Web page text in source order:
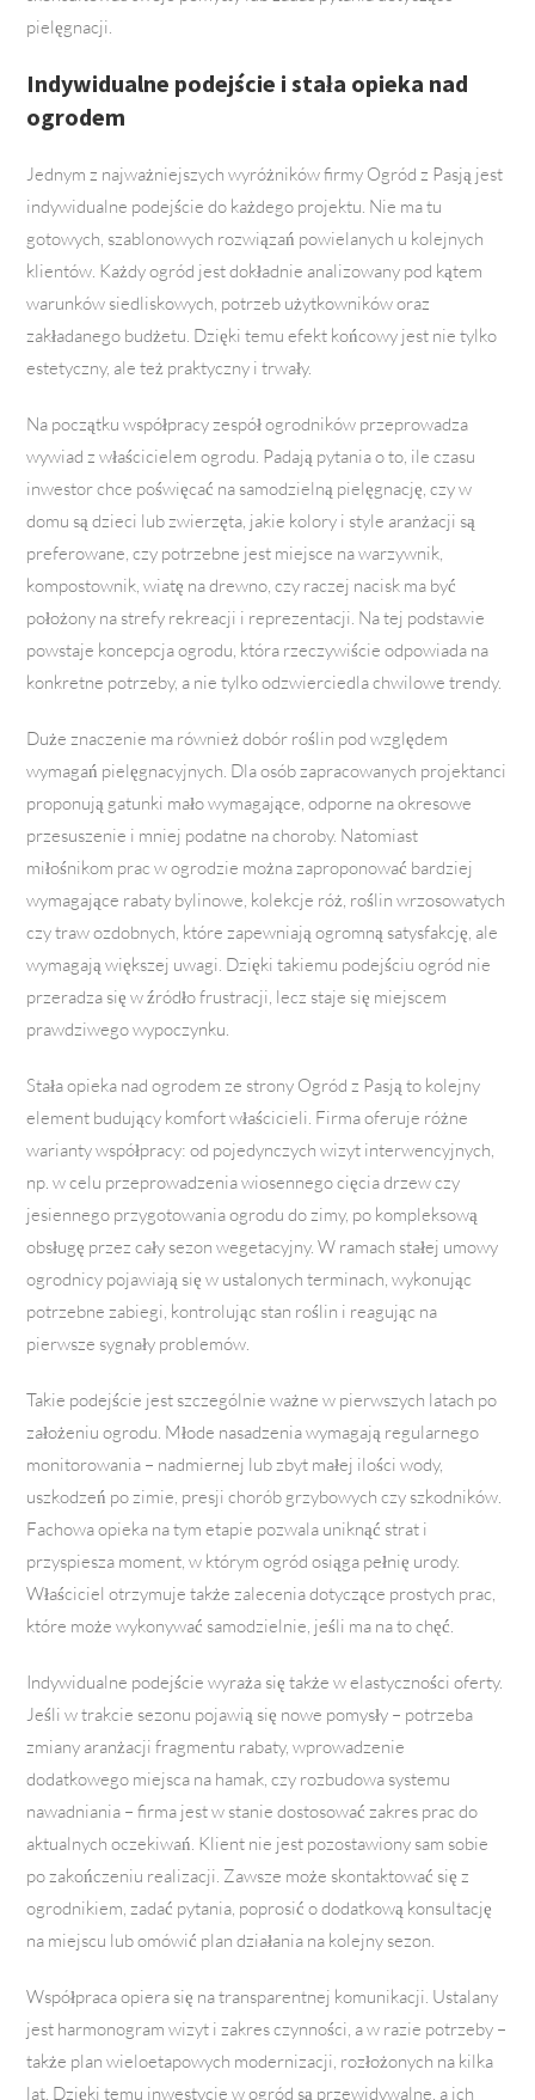
pielęgnacji.
Indywidualne podejście i stała opieka nad
ogrodem
Jednym z najważniejszych wyróżników firmy Ogród z Pasją jest
indywidualne podejście do każdego projektu. Nie ma tu
gotowych, szablonowych rozwiązań powielanych u kolejnych
klientów. Każdy ogród jest dokładnie analizowany pod kątem
warunków siedliskowych, potrzeb użytkowników oraz
zakładanego budżetu. Dzięki temu efekt końcowy jest nie tylko
estetyczny, ale też praktyczny i trwały.
Na początku współpracy zespół ogrodników przeprowadza
wywiad z właścicielem ogrodu. Padają pytania o to, ile czasu
inwestor chce poświęcać na samodzielną pielęgnację, czy w
domu są dzieci lub zwierzęta, jakie kolory i style aranżacji są
preferowane, czy potrzebne jest miejsce na warzywnik,
kompostownik, wiatę na drewno, czy raczej nacisk ma być
położony na strefy rekreacji i reprezentacji. Na tej podstawie
powstaje koncepcja ogrodu, która rzeczywiście odpowiada na
konkretne potrzeby, a nie tylko odzwierciedla chwilowe trendy.
Duże znaczenie ma również dobór roślin pod względem
wymagań pielęgnacyjnych. Dla osób zapracowanych projektanci
proponują gatunki mało wymagające, odporne na okresowe
przesuszenie i mniej podatne na choroby. Natomiast
miłośnikom prac w ogrodzie można zaproponować bardziej
wymagające rabaty bylinowe, kolekcje róż, roślin wrzosowatych
czy traw ozdobnych, które zapewniają ogromną satysfakcję, ale
wymagają większej uwagi. Dzięki takiemu podejściu ogród nie
przeradza się w źródło frustracji, lecz staje się miejscem
prawdziwego wypoczynku.
Stała opieka nad ogrodem ze strony Ogród z Pasją to kolejny
element budujący komfort właścicieli. Firma oferuje różne
warianty współpracy: od pojedynczych wizyt interwencyjnych,
np. w celu przeprowadzenia wiosennego cięcia drzew czy
jesiennego przygotowania ogrodu do zimy, po kompleksową
obsługę przez cały sezon wegetacyjny. W ramach stałej umowy
ogrodnicy pojawiają się w ustalonych terminach, wykonując
potrzebne zabiegi, kontrolując stan roślin i reagując na
pierwsze sygnały problemów.
Takie podejście jest szczególnie ważne w pierwszych latach po
założeniu ogrodu. Młode nasadzenia wymagają regularnego
monitorowania – nadmiernej lub zbyt małej ilości wody,
uszkodzeń po zimie, presji chorób grzybowych czy szkodników.
Fachowa opieka na tym etapie pozwala uniknąć strat i
przyspiesza moment, w którym ogród osiąga pełnię urody.
Właściciel otrzymuje także zalecenia dotyczące prostych prac,
które może wykonywać samodzielnie, jeśli ma na to chęć.
Indywidualne podejście wyraża się także w elastyczności oferty.
Jeśli w trakcie sezonu pojawią się nowe pomysły – potrzeba
zmiany aranżacji fragmentu rabaty, wprowadzenie
dodatkowego miejsca na hamak, czy rozbudowa systemu
nawadniania – firma jest w stanie dostosować zakres prac do
aktualnych oczekiwań. Klient nie jest pozostawiony sam sobie
po zakończeniu realizacji. Zawsze może skontaktować się z
ogrodnikiem, zadać pytania, poprosić o dodatkową konsultację
na miejscu lub omówić plan działania na kolejny sezon.
Współpraca opiera się na transparentnej komunikacji. Ustalany
jest harmonogram wizyt i zakres czynności, a w razie potrzeby –
także plan wieloetapowych modernizacji, rozłożonych na kilka
lat. Dzięki temu inwestycje w ogród są przewidywalne, a ich